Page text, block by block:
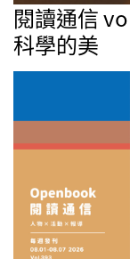
閱讀通信
科學的美